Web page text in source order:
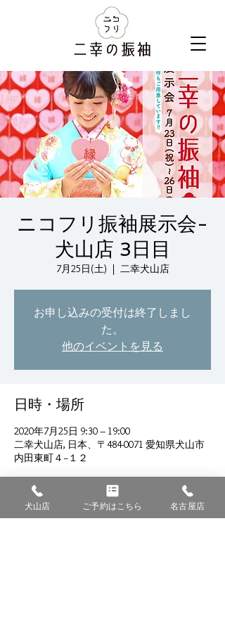
ニコフリ振袖展示会-
犬山店 3日目
7月25日(土)
  |
二幸犬山店
お申し込みの受付は終了しまし
た。
他のイベントを見る
日時・場所
2020年7月25日 9:30 – 19:00
二幸犬山店, 日本、〒484-0071 愛知県犬山市
内田東町４−１２
犬山店 ご予約はこちら 名古屋店